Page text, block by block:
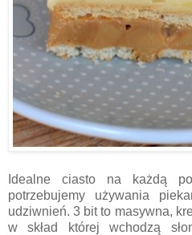
Idealne ciasto na każdą
potrzebujemy używania
udziwnień. 3 bit to masywna,
w skład której wchodzą